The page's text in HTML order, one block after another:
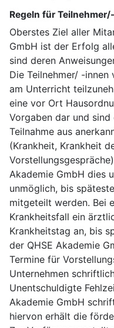
Regeln für
Oberstes Ziel aller
GmbH ist der Erfolg
sind deren
Die Teilnehmer/ -
am Unterricht
eine vor Ort
Vorgaben dar und sind
Teilnahme aus
(Krankheit, Krankheit
Akademie GmbH dies
unmöglich, bis
mitgeteilt werden. Bei
Krankheitsfall ein
Krankheitstag an, bis
der QHSE Akademie
Termine für
Unternehmen
Unentschuldigte
Akademie GmbH
hiervon erhält die